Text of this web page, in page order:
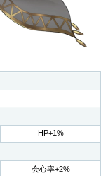
HP+1%
会心率+2%